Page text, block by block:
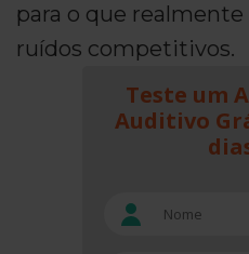
para o que
ruídos competitivos.
Teste um
Auditivo